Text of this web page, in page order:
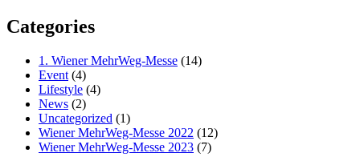
Categories
1. Wiener MehrWeg-Messe (14)
Event (4)
Lifestyle (4)
News (2)
Uncategorized (1)
Wiener MehrWeg-Messe 2022 (12)
Wiener MehrWeg-Messe 2023 (7)